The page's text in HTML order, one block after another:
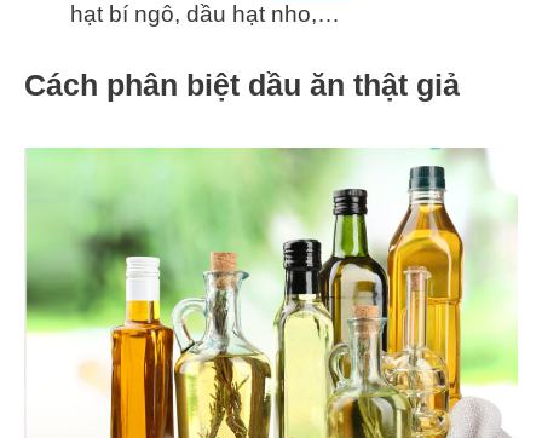
hạt bí ngô, dầu hạt nho,…
Cách phân biệt dầu ăn thật giả